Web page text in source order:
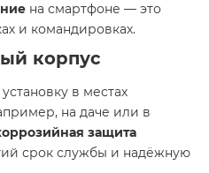
на смартфоне — это
и командировках.
корпус
в местах
на даче или в
защита
срок службы и надёжную